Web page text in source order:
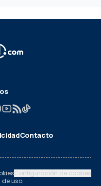
Contacto
Configuración de cookies
de uso